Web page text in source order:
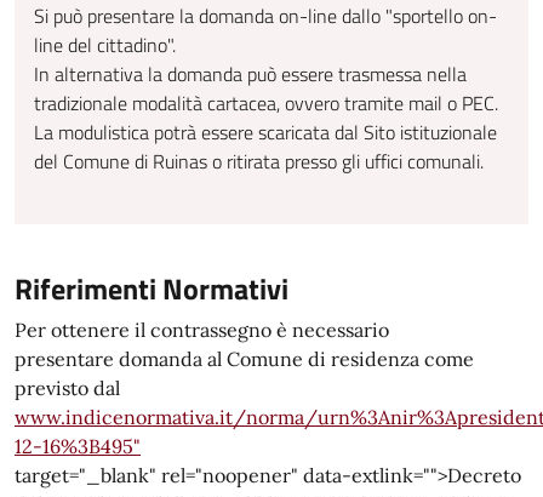
Si può presentare la domanda on-line dallo "sportello on-
line del cittadino".
In alternativa la domanda può essere trasmessa nella
tradizionale modalità cartacea, ovvero tramite mail o PEC.
La modulistica potrà essere scaricata dal Sito istituzionale
del Comune di Ruinas o ritirata presso gli uffici comunali.
Riferimenti Normativi
Per ottenere il contrassegno è necessario
presentare domanda al Comune di residenza come
previsto dal
www.indicenormativa.it/norma/
12-16%3B495"
target="_blank" rel="noopener" data-extlink="">Decreto